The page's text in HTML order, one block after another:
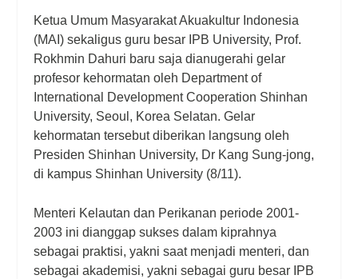
Ketua Umum Masyarakat Akuakultur Indonesia
(MAI) sekaligus guru besar IPB University, Prof.
Rokhmin Dahuri baru saja dianugerahi gelar
profesor kehormatan oleh Department of
International Development Cooperation Shinhan
University, Seoul, Korea Selatan. Gelar
kehormatan tersebut diberikan langsung oleh
Presiden Shinhan University, Dr Kang Sung-jong,
di kampus Shinhan University (8/11).
Menteri Kelautan dan Perikanan periode 2001-
2003 ini dianggap sukses dalam kiprahnya
sebagai praktisi, yakni saat menjadi menteri, dan
sebagai akademisi, yakni sebagai guru besar IPB